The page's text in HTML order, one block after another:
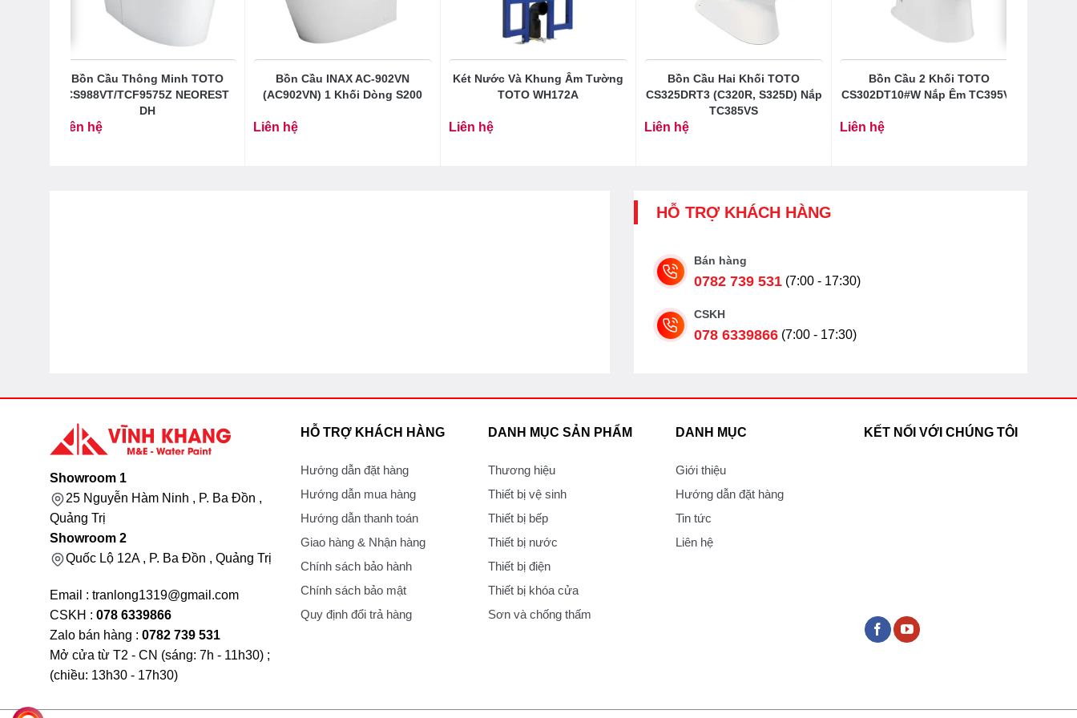
Bồn Cầu Thông Minh TOTO
CS988VT/TCF9575Z NEOREST
DH
Liên hệ
Bồn Cầu INAX AC-902VN
(AC902VN) 1 Khối Dòng S200
Liên hệ
Két Nước Và Khung Âm Tường
TOTO WH172A
Liên hệ
Bồn Cầu Hai Khối TOTO
CS325DRT3 (C320R, S325D) Nắp
TC385VS
Liên hệ
Bồn Cầu 2 Khối TOTO
CS302DT10#W Nắp Êm TC395VS
Liên hệ
HỖ TRỢ KHÁCH HÀNG
Bán hàng
0782 739 531 (7:00 - 17:30)
CSKH
078 6339866 (7:00 - 17:30)
Showroom 1
25 Nguyễn Hàm Ninh , P. Ba Đồn ,
Quảng Trị
Showroom 2
Quốc Lộ 12A , P. Ba Đồn , Quảng Trị
Email : tranlong1319@gmail.com
CSKH : 078 6339866
Zalo bán hàng : 0782 739 531
Mở cửa từ T2 - CN (sáng: 7h - 11h30) ;
(chiều: 13h30 - 17h30)
HỖ TRỢ KHÁCH HÀNG
Hướng dẫn đặt hàng
Hướng dẫn mua hàng
Hướng dẫn thanh toán
Giao hàng & Nhận hàng
Chính sách bảo hành
Chính sách bảo mật
Quy định đổi trả hàng
DANH MỤC SẢN PHẨM
Thương hiệu
Thiết bị vệ sinh
Thiết bị bếp
Thiết bị nước
Thiết bị điện
Thiết bị khóa cửa
Sơn và chống thấm
DANH MỤC
Giới thiệu
Hướng dẫn đặt hàng
Tin tức
Liên hệ
KẾT NỐI VỚI CHÚNG TÔI